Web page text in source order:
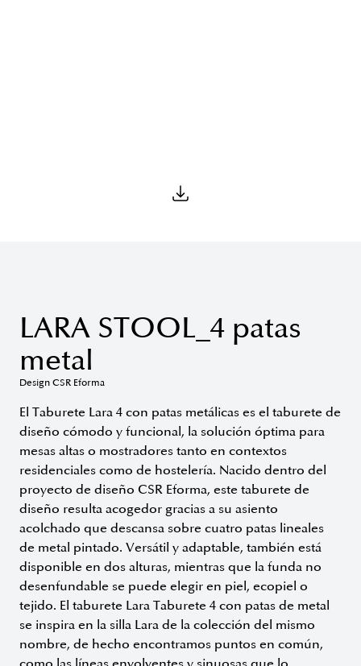
LARA STOOL_4 patas
metal
Design CSR Eforma
El Taburete Lara 4 con patas metálicas es el taburete de
diseño cómodo y funcional, la solución óptima para
mesas altas o mostradores tanto en contextos
residenciales como de hostelería. Nacido dentro del
proyecto de diseño CSR Eforma, este taburete de
diseño resulta acogedor gracias a su asiento
acolchado que descansa sobre cuatro patas lineales
de metal pintado. Versátil y adaptable, también está
disponible en dos alturas, mientras que la funda no
desenfundable se puede elegir en piel, ecopiel o
tejido. El taburete Lara Taburete 4 con patas de metal
se inspira en la silla Lara de la colección del mismo
nombre, de hecho encontramos puntos en común,